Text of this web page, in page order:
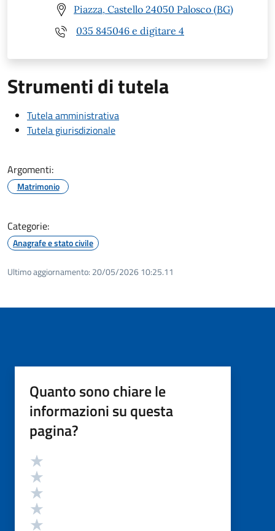
Piazza, Castello 24050 Palosco (BG)
035 845046 e digitare 4
Strumenti di tutela
Tutela amministrativa
Tutela giurisdizionale
Argomenti:
Matrimonio
Categorie:
Anagrafe e stato civile
Ultimo aggiornamento: 20/05/2026 10:25.11
Quanto sono chiare le
informazioni su questa
pagina?
Valutazione